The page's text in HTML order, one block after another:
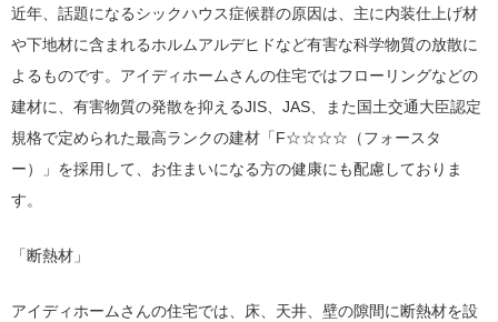
近年、話題になるシックハウス症候群の原因は、主に内装仕上げ材
や下地材に含まれるホルムアルデヒドなど有害な科学物質の放散に
よるものです。アイディホームさんの住宅ではフローリングなどの
建材に、有害物質の発散を抑えるJIS、JAS、また国土交通大臣認定
規格で定められた最高ランクの建材「F☆☆☆☆（フォースタ
ー）」を採用して、お住まいになる方の健康にも配慮しておりま
す。
「断熱材」
アイディホームさんの住宅では、床、天井、壁の隙間に断熱材を設